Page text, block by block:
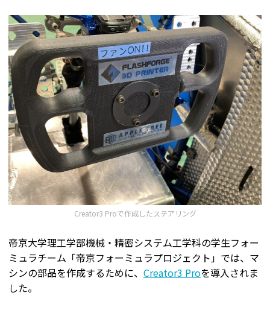
Creator3 Proで作成したステアリング
帝京大学理工学部機械・精密システム工学科の学生フォー
ミュラチーム「帝京フォーミュラプロジェクト」では、マ
シンの部品を作成するために、 Creator3 Proを導入されま
した。